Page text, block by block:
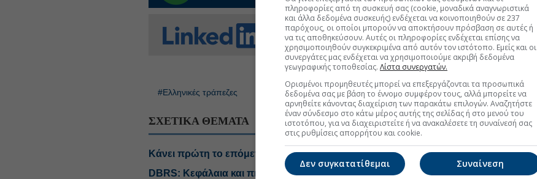
FOLLOW US
Ακολουθήστε τη σελίδα τουEuro2day.grστοLinkedin
#Ελληνικές τράπεζες #Τιμή στόχος μετοχής #Morgan Stanley
ΣΧΕΤΙΚΑ ΘΕΜΑΤΑ
Κάνει πρώτη το επόμενο βήμα στα step-up δάνεια η Eurobank
DBRS: Κεφάλαια και πιστωτική επέκταση θωρακίζουν τις ελληνικές
πληροφορίες από τη συσκευή σας (cookie, μοναδικά αναγνωριστικά
και άλλα δεδομένα συσκευής) ενδέχεται να κοινοποιηθούν σε 237
παρόχους, οι οποίοι μπορούν να αποκτήσουν πρόσβαση σε αυτές ή
να τις αποθηκεύσουν. Αυτές οι πληροφορίες ενδέχεται επίσης να
χρησιμοποιηθούν συγκεκριμένα από αυτόν τον ιστότοπο. Εμείς και οι
συνεργάτες μας ενδέχεται να χρησιμοποιούμε ακριβή δεδομένα
γεωγραφικής τοποθεσίας. Λίστα συνεργατών.
Ορισμένοι προμηθευτές μπορεί να επεξεργάζονται τα προσωπικά
δεδομένα σας με βάση το έννομο συμφέρον τους, αλλά μπορείτε να
αρνηθείτε κάνοντας διαχείριση των παρακάτω επιλογών. Αναζητήστε
έναν σύνδεσμο στο κάτω μέρος αυτής της σελίδας ή στο μενού του
ιστοτόπου, για να διαχειριστείτε ή να ανακαλέσετε τη συναίνεσή σας
στις ρυθμίσεις απορρήτου και cookie.
Συναίνεση
Δεν συγκατατίθεμαι